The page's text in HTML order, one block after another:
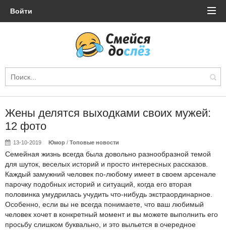
Войти
Жены делятся выходками своих мужей:
12 фото
13-10-2019 Юмор /Топовые новости
Семейная жизнь всегда была довольно разнообразной темой
для шуток, веселых историй и просто интересных рассказов.
Каждый замужний человек по-любому имеет в своем арсенале
парочку подобных историй и ситуаций, когда его вторая
половинка умудрилась учудить что-нибудь экстраординарное.
Особенно, если вы не всегда понимаете, что ваш любимый
человек хочет в конкретный момент и вы можете выполнить его
просьбу слишком буквально, и это выльется в очередное